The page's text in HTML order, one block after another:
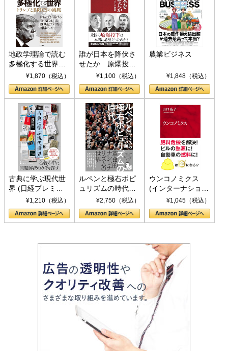
地政学理論で読む
多極化する世界：
トランプとBRICS
の挑戦
¥1,870（税込）
誰が日本を降伏さ
せたか 原爆投
下、ソ連参戦、そ
して聖断 (PHP新
書)
¥1,100（税込）
農業ビジネス
¥1,848（税込）
古典に学ぶ現代世
界 (日経プレミア
シリーズ)¥1,210（税込）
ルペンと極右ポピ
ュリズムの時代：
〈ヤヌス〉の二つ
の顔
¥2,750（税込）
ウンコノミクス
(インターナショナ
ル新書)¥1,045（税込）